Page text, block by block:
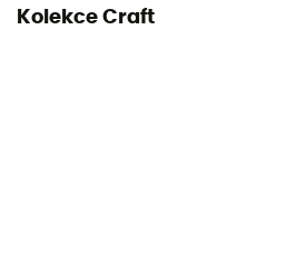
Kolekce Craft